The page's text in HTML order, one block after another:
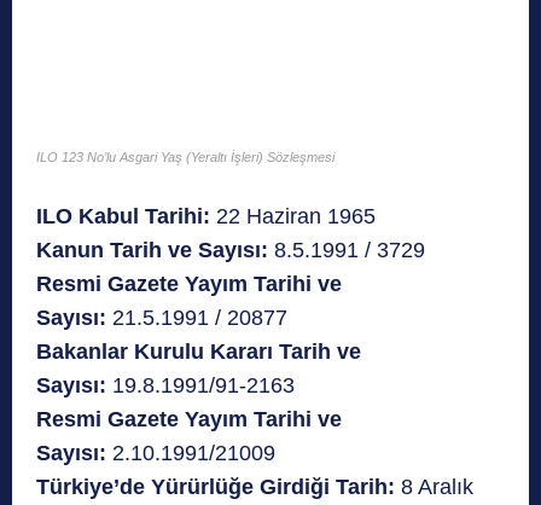
ILO 123 No’lu Asgari Yaş (Yeraltı İşleri) Sözleşmesi
ILO Kabul Tarihi: 22 Haziran 1965
Kanun Tarih ve Sayısı: 8.5.1991 / 3729
Resmi Gazete Yayım Tarihi ve
Sayısı: 21.5.1991 / 20877
Bakanlar Kurulu Kararı Tarih ve
Sayısı: 19.8.1991/91-2163
Resmi Gazete Yayım Tarihi ve
Sayısı: 2.10.1991/21009
Türkiye’de Yürürlüğe Girdiği Tarih: 8 Aralık